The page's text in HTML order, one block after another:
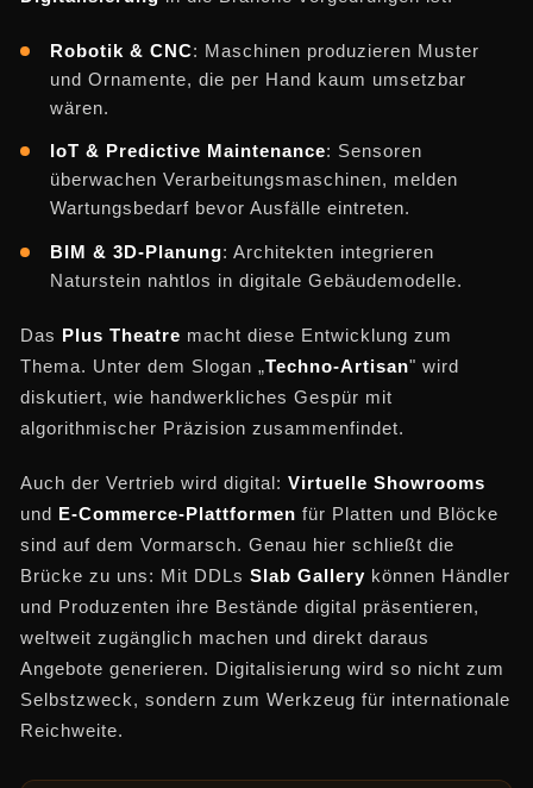
Robotik & CNC: Maschinen produzieren Muster
und Ornamente, die per Hand kaum umsetzbar
wären.
IoT & Predictive Maintenance: Sensoren
überwachen Verarbeitungsmaschinen, melden
Wartungsbedarf bevor Ausfälle eintreten.
BIM & 3D-Planung: Architekten integrieren
Naturstein nahtlos in digitale Gebäudemodelle.
Das Plus Theatre macht diese Entwicklung zum
Thema. Unter dem Slogan „Techno-Artisan" wird
diskutiert, wie handwerkliches Gespür mit
algorithmischer Präzision zusammenfindet.
Auch der Vertrieb wird digital:Virtuelle Showrooms
und
E-Commerce-Plattformen für Platten und Blöcke
sind auf dem Vormarsch. Genau hier schließt die
Brücke zu uns: Mit DDLsSlab Gallery können Händler
und Produzenten ihre Bestände digital präsentieren,
weltweit zugänglich machen und direkt daraus
Angebote generieren. Digitalisierung wird so nicht zum
Selbstzweck, sondern zum Werkzeug für internationale
Reichweite.